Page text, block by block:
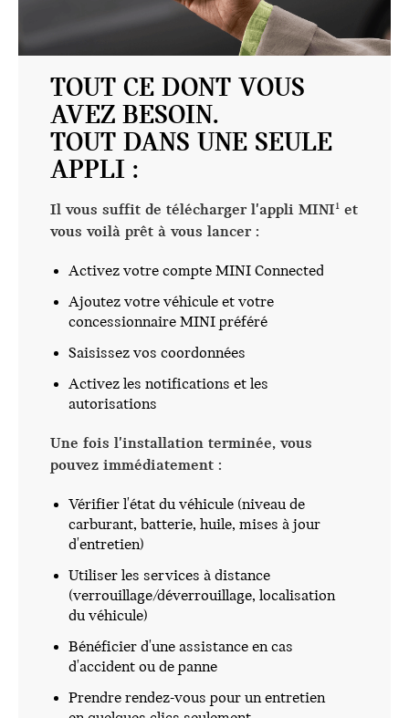
TOUT CE DONT VOUS
AVEZ BESOIN.
TOUT DANS UNE SEULE
APPLI :
Il vous suffit de télécharger l'appli MINI 1
et
vous voilà prêt à vous lancer :
Activez votre compte MINI Connected
Ajoutez votre véhicule et votre
concessionnaire MINI préféré
Saisissez vos coordonnées
Activez les notifications et les
autorisations
Une fois l'installation terminée, vous
pouvez immédiatement :
Vérifier l'état du véhicule (niveau de
carburant, batterie, huile, mises à jour
d'entretien)
Utiliser les services à distance
(verrouillage/déverrouillage, localisation
du véhicule)
Bénéficier d'une assistance en cas
d'accident ou de panne
Prendre rendez-vous pour un entretien